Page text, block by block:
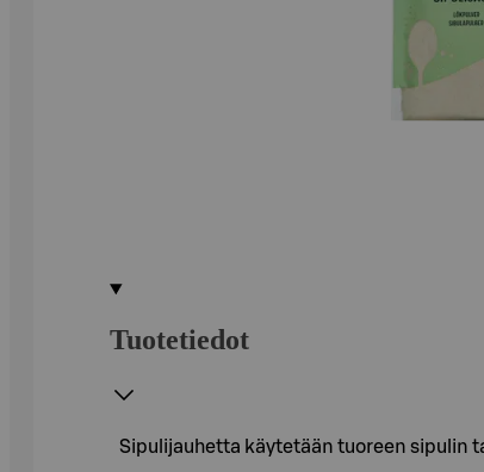
Tuotetiedot
Sipulijauhetta käytetään tuoreen sipulin